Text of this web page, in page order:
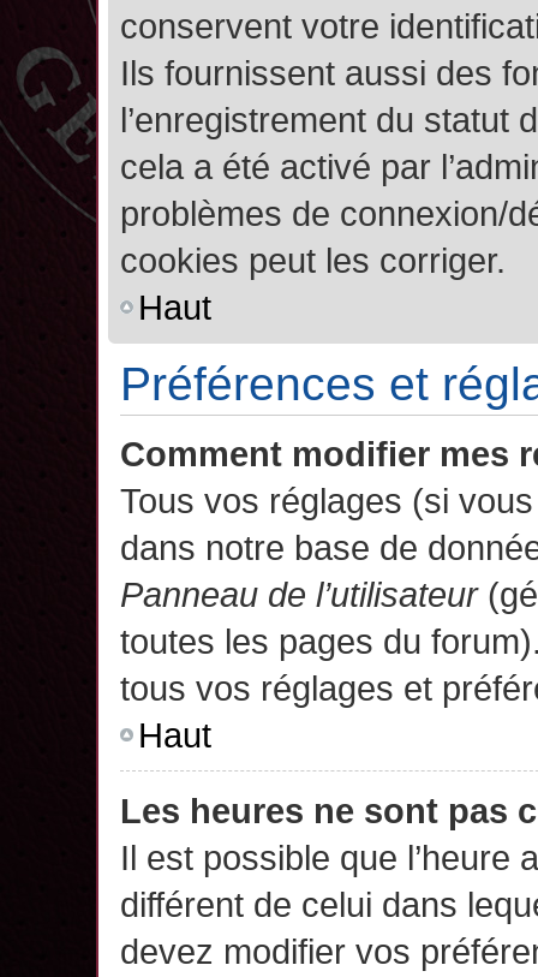
conservent votre
Ils fournissent aussi des
l’enregistrement du statut
cela a été activé par
problèmes de connexion/
cookies peut les corriger.
Haut
Préférences et
Comment modifier mes
Tous vos réglages (si
dans notre base de
Panneau de l’utilisateur
toutes les pages du
tous vos réglages et
Haut
Les heures ne sont pas
Il est possible que l’heure
différent de celui dans
devez modifier vos